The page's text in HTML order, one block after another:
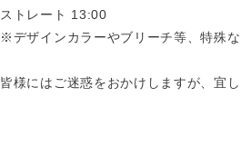
ストレート 13:00
※デザインカラーやブリーチ等、特殊
皆様にはご迷惑をおかけしますが、宜